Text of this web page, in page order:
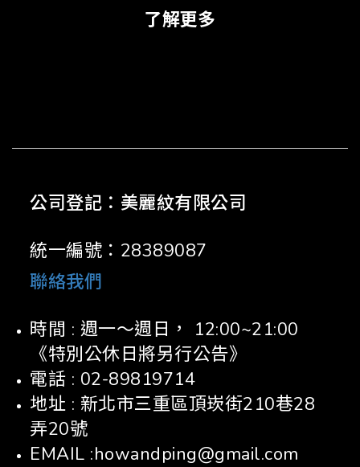
了解更多
公司登記：美麗紋有限公司
統一編號：28389087
聯絡我們
時間 : 週一～週日， 12:00~21:00
《特別公休日將另行公告》
電話 : 02-89819714
地址 : 新北市三重區頂崁街210巷28
弄20號
EMAIL :howandping@gmail.com